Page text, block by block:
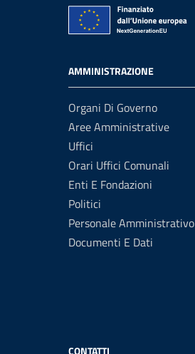
AMMINISTRAZIONE
Organi Di Governo
Aree Amministrative
Uffici
Orari Uffici Comunali
Enti E Fondazioni
Politici
Personale Amministrativo
Documenti E Dati
CONTATTI